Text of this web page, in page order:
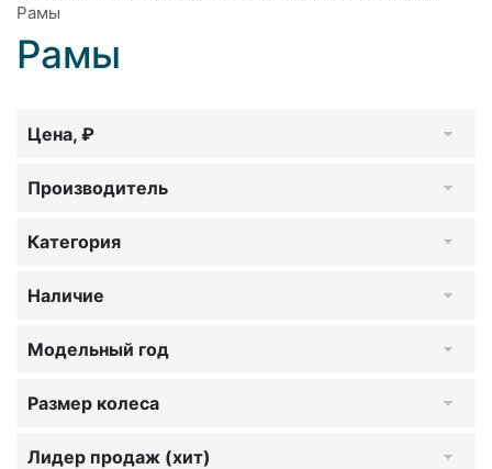
Рамы
Рамы
Цена, ₽
Производитель
Категория
Наличие
Модельный год
Размер колеса
Лидер продаж (хит)